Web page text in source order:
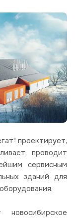
проектирует,
проводит
сервисным
зданий для